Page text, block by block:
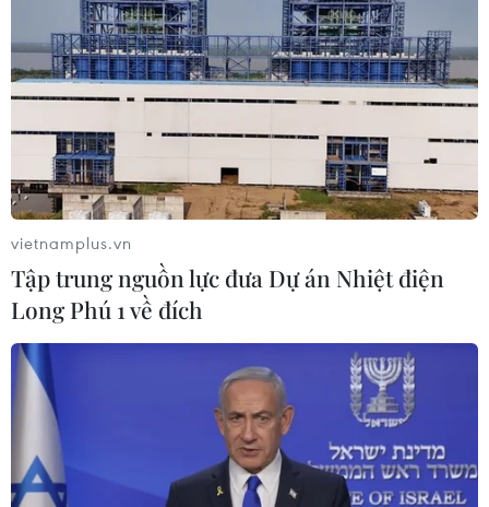
#Đất đai #chính quyền địa phương
#Luật Đất đai
#pháp luật đất đai
#giải phóng mặt bằng
#quản lý đất đai
#đầu tư bất động sản
#dự án
#điểm nghẽn
TP. Hà Nội
vietnamplus.vn
Tập trung nguồn lực đưa Dự án Nhiệt điện
Long Phú 1 về đích